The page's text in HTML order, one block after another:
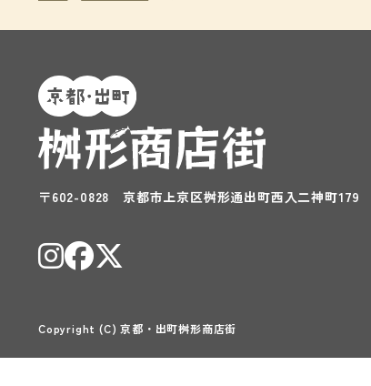
〒602-0828 京都市上京区桝形通出町西入二神町179
Copyright (C) 京都・出町桝形商店街